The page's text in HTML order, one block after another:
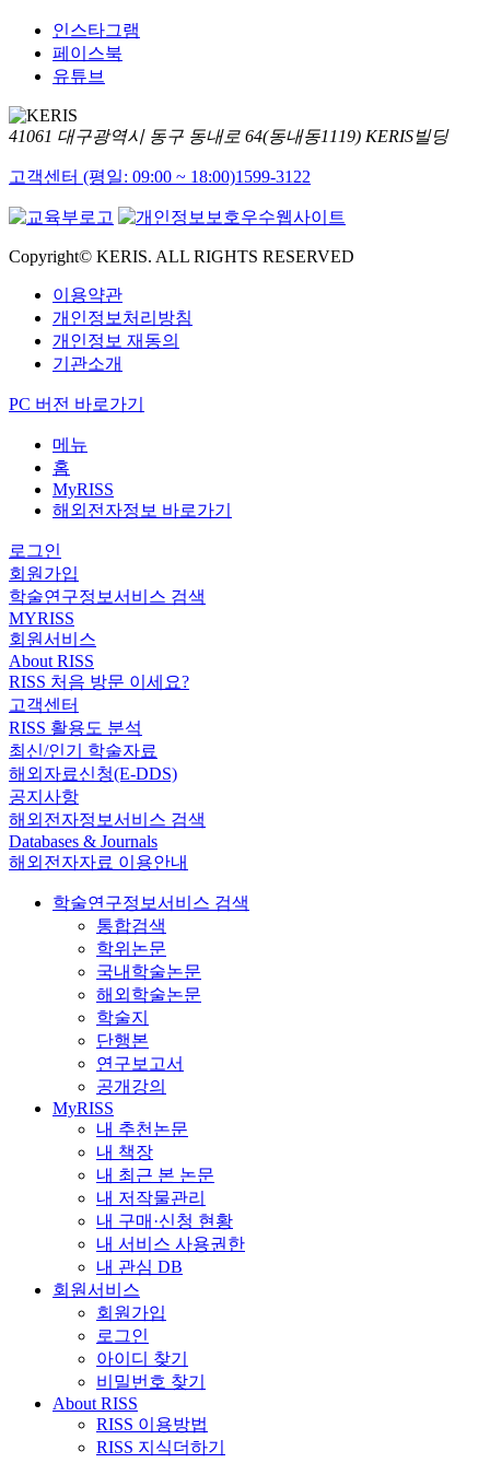
인스타그램
페이스북
유튜브
41061 대구광역시 동구 동내로 64(동내동1119) KERIS빌딩
고객센터 (평일: 09:00 ~ 18:00)1599-3122
Copyright© KERIS. ALL RIGHTS RESERVED
이용약관
개인정보처리방침
개인정보 재동의
기관소개
PC 버전 바로가기
메뉴
홈
MyRISS
해외전자정보 바로가기
로그인
회원가입
학술연구정보서비스 검색
MYRISS
회원서비스
About RISS
RISS 처음 방문 이세요?
고객센터
RISS 활용도 분석
최신/인기 학술자료
해외자료신청(E-DDS)
공지사항
해외전자정보서비스 검색
Databases & Journals
해외전자자료 이용안내
학술연구정보서비스 검색
통합검색
학위논문
국내학술논문
해외학술논문
학술지
단행본
연구보고서
공개강의
MyRISS
내 추천논문
내 책장
내 최근 본 논문
내 저작물관리
내 구매·신청 현황
내 서비스 사용권한
내 관심 DB
회원서비스
회원가입
로그인
아이디 찾기
비밀번호 찾기
About RISS
RISS 이용방법
RISS 지식더하기